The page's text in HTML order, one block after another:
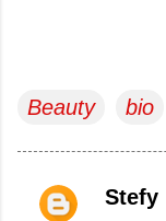
Beauty bio
C
Stefy